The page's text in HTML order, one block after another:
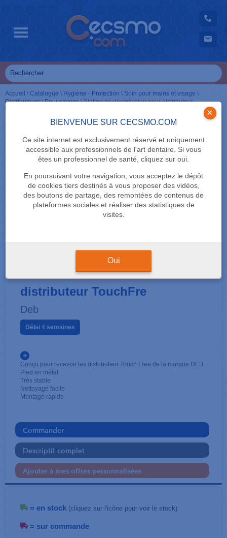
BIENVENUE SUR CECSMO.COM
Ce site internet est exclusivement réservé et uniquement
accessible aux professionnels de l'art dentaire. Si vous
êtes un professionnel de santé, cliquez sur oui.
En poursuivant votre navigation, vous acceptez le dépôt
de cookies tiers destinés à vous proposer des vidéos,
des boutons de partage, des remontées de contenus de
plateformes sociales et réaliser des statistiques de
visites.
×
Oui
Accueil \ Catalogue \ Hygiène - Protection \ Soin pour mains et visage \
Distributeurs\Pour savons\Station de désinfection pour distributeur
TouchFre
Station de désinfection pour
distributeur TouchFre
Deb
Délai 4 semaines
+
Conçu pour recevoir les distributeur Touch Free de la marque DEB
Pied en métal
Très stable
Nettoyage facile
Montage rapide
Commander
Descriptif complet
Ajouter à mes offres personnalisées
= en stock (cliquez sur l'icône pour voir le stock)
= sur commande